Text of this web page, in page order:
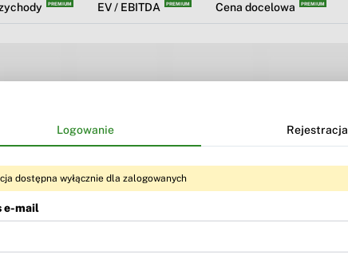
EV / EBITDA Cena docelowa
BR PremiumiBR MAX
Logowanie Rejestracja
dostępna wyłącznie dla zalogowanych
e-mail